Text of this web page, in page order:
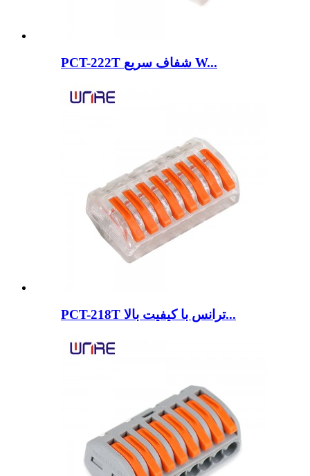
PCT-222T شفاف سریع W...
PCT-218T ترانس با کیفیت بالا...